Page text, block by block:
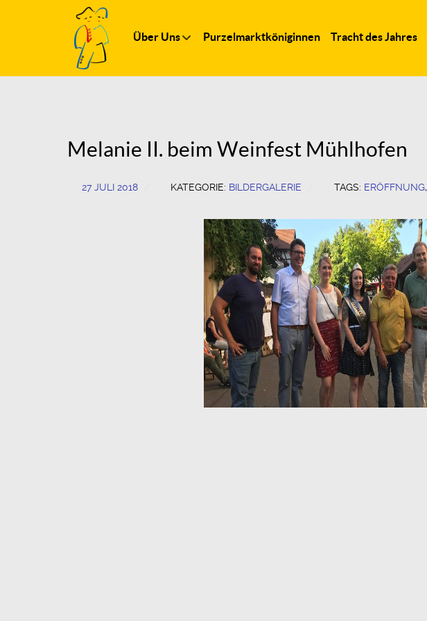
Über Uns Purzelmarktköniginnen Tracht des Jahres
Melanie II. beim Weinfest Mühlhofen
27 JULI 2018 KATEGORIE: BILDERGALERIE TAGS: ERÖFFNUNG,